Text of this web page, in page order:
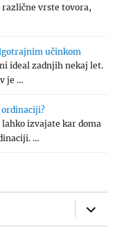
vrste tovora,
učinkom
ideal zadnjih nekaj let.
je …
ordinaciji?
lahko izvajate kar doma
…
expand
child
menu